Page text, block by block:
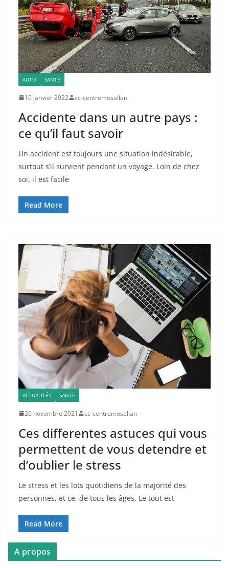
AUTO SANTÉ
10 janvier 2022 cc-centremosellan
Accidente dans un autre pays :
ce qu’il faut savoir
Un accident est toujours une situation indésirable,
surtout s’il survient pendant un voyage. Loin de chez
soi, il est facile
Read More
ACTUALITÉS SANTÉ
26 novembre 2021 cc-centremosellan
Ces differentes astuces qui vous
permettent de vous detendre et
d’oublier le stress
Le stress et les lots quotidiens de la majorité des
personnes, et ce, de tous les âges. Le tout est
Read More
A propos